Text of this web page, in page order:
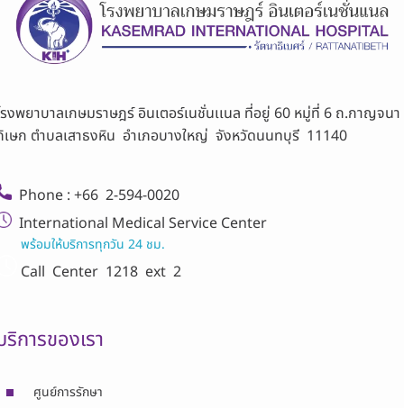
งพยาบาลเกษมราษฎร์ อินเตอร์เนชั่นเเนล ที่อยู่ 60 หมู่ที่ 6 ถ.กาญจนา
เษก ตำบลเสาธงหิน อำเภอบางใหญ่ จังหวัดนนทบุรี 11140
Phone : +66 2-594-0020
International Medical Service Center
ร้อมให้บริการทุกวัน 24 ชม.
Call Center 1218 ext 2
การของเรา
ศูนย์การรักษา